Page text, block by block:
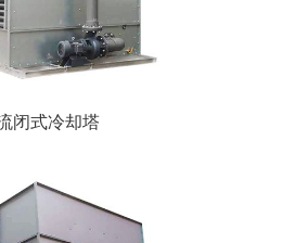
闭式冷却塔